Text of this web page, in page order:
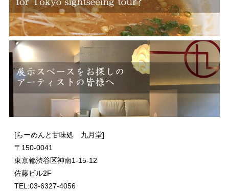
[らーめんと甘味処 九月堂]
〒 150-0041
東京都渋谷区神南1-15-12
佐藤ビル2F
TEL:03-6327-4056